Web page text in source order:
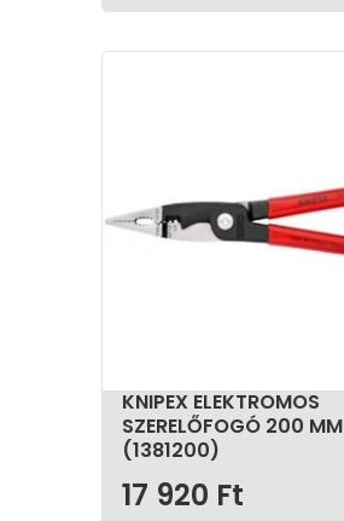
KNIPEX ELEKTROMOS
SZERELŐFOGÓ 200 MM
(1381200)
17 920 Ft